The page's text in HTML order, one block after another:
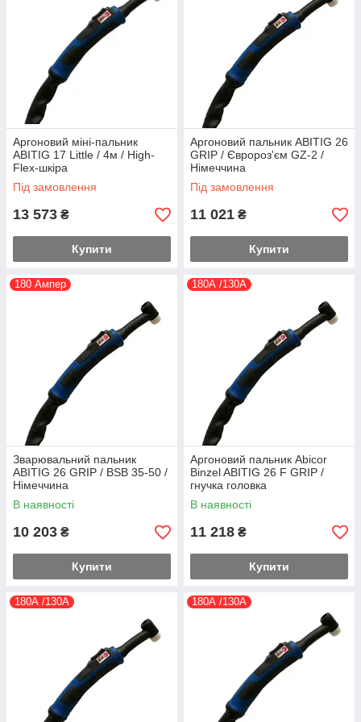
Аргоновий міні-пальник
ABITIG 17 Little / 4м / High-
Flex-шкіра
Під замовлення
13 573 ₴
Купити
Аргоновий пальник ABITIG 26
GRIP / Євророз'єм GZ-2 /
Німеччина
Під замовлення
11 021 ₴
Купити
180 Ампер
Зварювальний пальник
ABITIG 26 GRIP / BSB 35-50 /
Німеччина
В наявності
10 203 ₴
Купити
180А /130А
Аргоновий пальник Abicor
Binzel ABITIG 26 F GRIP /
гнучка головка
В наявності
11 218 ₴
Купити
180А /130А 180А /130А